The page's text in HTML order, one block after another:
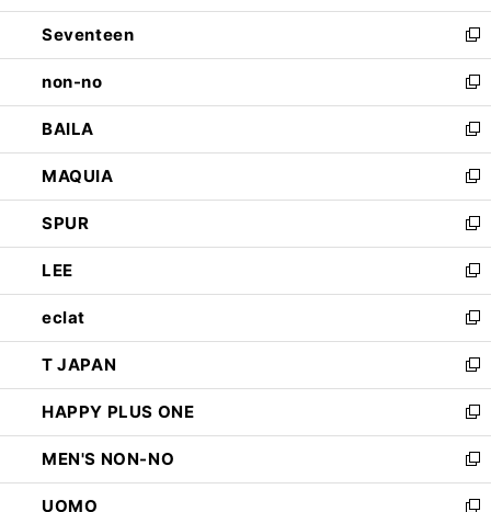
開
く
ウ
で
開
く
ン
ド
ウ
で
開
く
Seventeen
新
し
い
ウ
ィ
ン
ド
ウ
で
開
く
non-no
新
し
い
ウ
ィ
ン
ド
ウ
で
開
く
BAILA
新
し
い
ウ
ィ
ン
ド
ウ
で
開
く
MAQUIA
新
し
い
ウ
ィ
ン
ド
ウ
で
開
く
SPUR
新
し
い
ウ
ィ
ン
ド
ウ
で
開
く
LEE
新
し
い
ウ
ィ
ン
ド
ウ
で
開
く
eclat
新
し
い
ウ
ィ
ン
ド
ウ
で
T JAPAN
新
し
い
ウ
ィ
ン
ド
HAPPY PLUS ONE
新
し
い
ウ
MEN'S NON-NO
新
し
UOMO